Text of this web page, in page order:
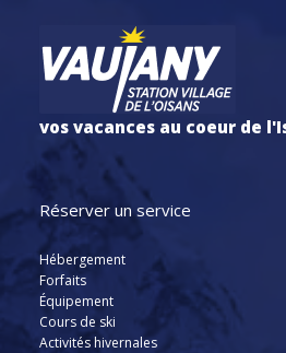
vos vacances au coeur de
Réserver un service
Hébergement
Forfaits
Équipement
Cours de ski
Activités hivernales